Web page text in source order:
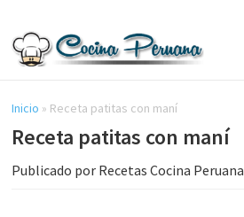
contenido
lateral
principal
Cocina
Peruana,
Recetas
de
Comida
Inicio » Receta patitas con maní
Receta patitas con maní
Publicado por Recetas Cocina Peruana